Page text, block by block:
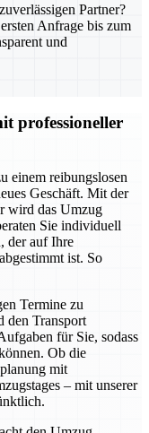
Partner?
Anfrage bis zum
und
professioneller
einem reibungslosen
Geschäft. Mit der
wird das Umzug
Sie individuell
der auf Ihre
ist. So
Termine zu
den Transport
für Sie, sodass
Ob die
mit
– mit unserer